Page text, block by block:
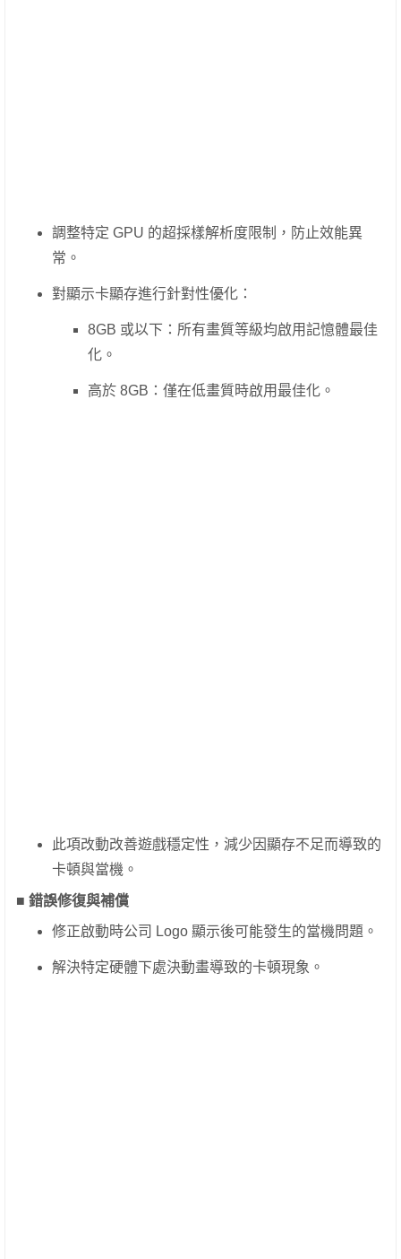
調整特定 GPU 的超採樣解析度限制，防止效能異
常。
對顯示卡顯存進行針對性優化：
8GB 或以下：所有畫質等級均啟用記憶體最佳
化。
高於 8GB：僅在低畫質時啟用最佳化。
此項改動改善遊戲穩定性，減少因顯存不足而導致的
卡頓與當機。
■ 錯誤修復與補償
修正啟動時公司 Logo 顯示後可能發生的當機問題。
解決特定硬體下處決動畫導致的卡頓現象。